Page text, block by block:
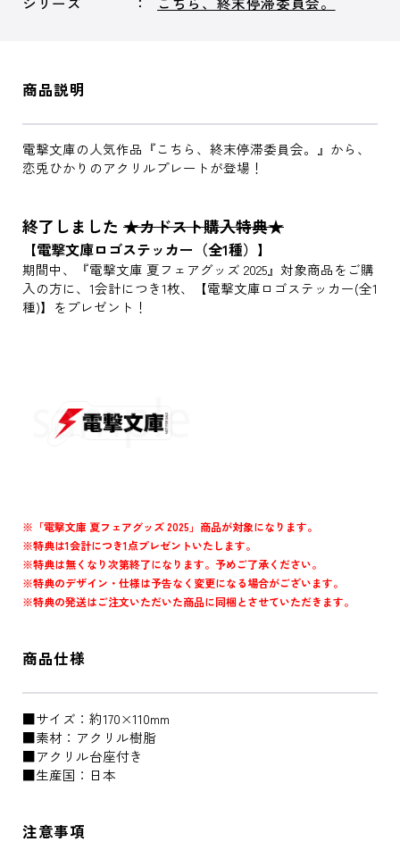
商品説明
電撃文庫の人気作品『こちら、終末停滞委員会。』から、
恋兎ひかりのアクリルプレートが登場！
終了しました ★カドスト購入特典★
【電撃文庫ロゴステッカー（全1種）】
期間中、『電撃文庫 夏フェアグッズ 2025』対象商品をご購
入の方に、1会計につき1枚、【電撃文庫ロゴステッカー(全1
種)】をプレゼント！
※「電撃文庫 夏フェアグッズ 2025」商品が対象になります。
※特典は1会計につき1点プレゼントいたします。
※特典は無くなり次第終了になります。予めご了承ください。
※特典のデザイン・仕様は予告なく変更になる場合がございます。
※特典の発送はご注文いただいた商品に同梱とさせていただきます。
商品仕様
■サイズ：約170×110mm
■素材：アクリル樹脂
■アクリル台座付き
■生産国：日本
注意事項